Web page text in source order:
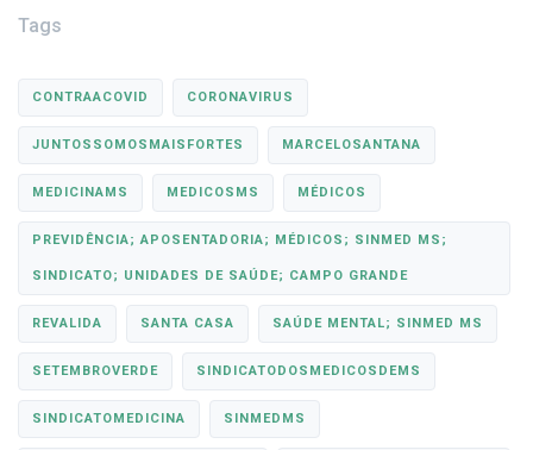
Tags
CONTRAACOVID CORONAVIRUS
JUNTOSSOMOSMAISFORTES MARCELOSANTANA
MEDICINAMS MEDICOSMS MÉDICOS
PREVIDÊNCIA; APOSENTADORIA; MÉDICOS; SINMED MS;
SINDICATO; UNIDADES DE SAÚDE; CAMPO GRANDE
REVALIDA SANTA CASA SAÚDE MENTAL; SINMED MS
SETEMBROVERDE SINDICATODOSMEDICOSDEMS
SINDICATOMEDICINA SINMEDMS